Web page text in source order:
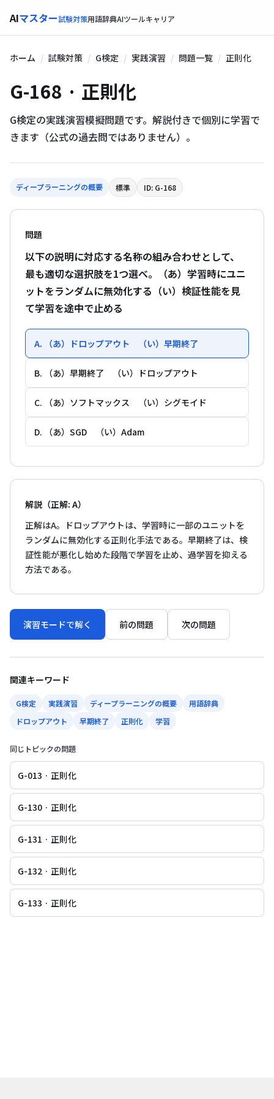
AIマスター試験対策用語辞典AIツールキャリア
ホーム 試験対策 G検定 実践演習 問題一覧 正則化
G-168 · 正則化
G検定の実践演習模擬問題です。解説付きで個別に学習で
きます（公式の過去問ではありません）。
ディープラーニングの概要 標準 ID: G-168
問題
以下の説明に対応する名称の組み合わせとして、
最も適切な選択肢を1つ選べ。（あ）学習時にユニ
ットをランダムに無効化する（い）検証性能を見
て学習を途中で止める
A. （あ）ドロップアウト （い）早期終了
B. （あ）早期終了 （い）ドロップアウト
C. （あ）ソフトマックス （い）シグモイド
D. （あ）SGD （い）Adam
解説（正解: A）
正解はA。ドロップアウトは、学習時に一部のユニットを
ランダムに無効化する正則化手法である。早期終了は、検
証性能が悪化し始めた段階で学習を止め、過学習を抑える
方法である。
演習モードで解く 前の問題 次の問題
関連キーワード
G検定 実践演習 ディープラーニングの概要
用語辞典
ドロップアウト
早期終了 正則化 学習
同じトピックの問題
G-013 · 正則化
G-130 · 正則化
G-131 · 正則化
G-132 · 正則化
G-133 · 正則化